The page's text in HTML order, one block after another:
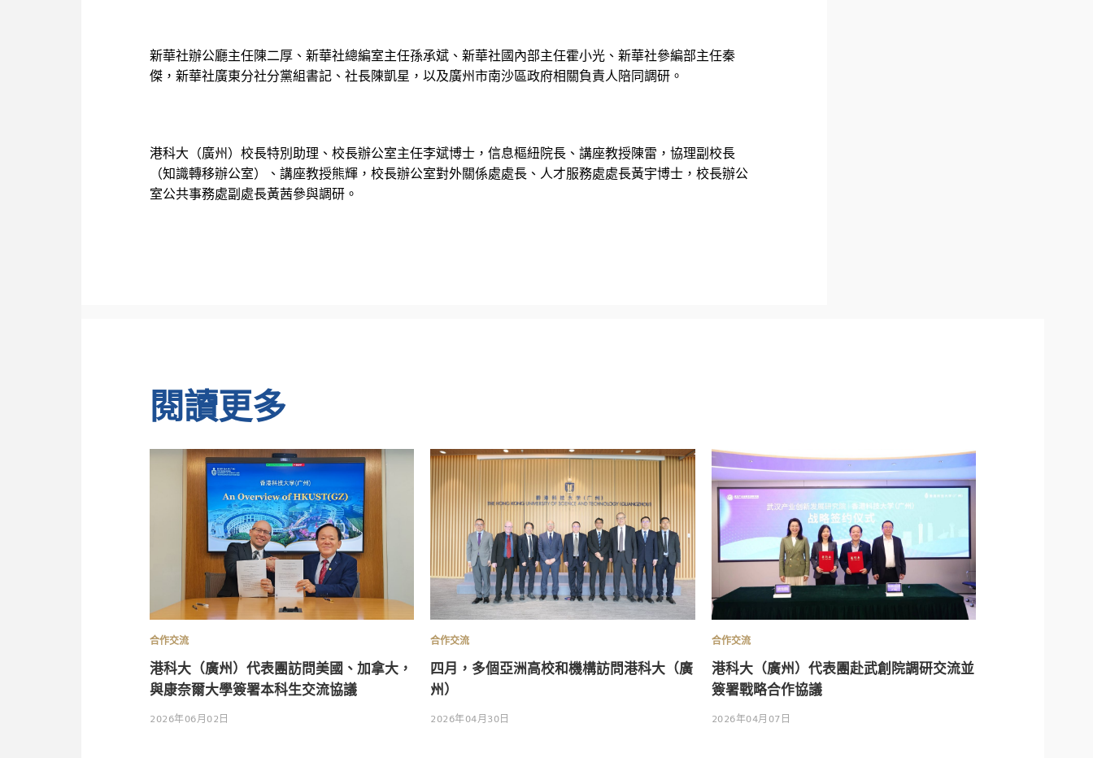
新華社辦公廳主任陳二厚、新華社總編室主任孫承斌、新華社國內部主任霍小光、新華社參編部主任秦
傑，新華社廣東分社分黨組書記、社長陳凱星，以及廣州市南沙區政府相關負責人陪同調研。
港科大（廣州）校長特別助理、校長辦公室主任李斌博士，信息樞紐院長、講座教授陳雷，協理副校長
（知識轉移辦公室）、講座教授熊輝，校長辦公室對外關係處處長、人才服務處處長黃宇博士，校長辦公
室公共事務處副處長黃茜參與調研。
閱讀更多
合作交流
港科大（廣州）代表團訪問美國、加拿大，
與康奈爾大學簽署本科生交流協議
2026年06月02日
合作交流
四月，多個亞洲高校和機構訪問港科大（廣
州）
2026年04月30日
合作交流
港科大（廣州）代表團赴武創院調研交流並
簽署戰略合作協議
2026年04月07日